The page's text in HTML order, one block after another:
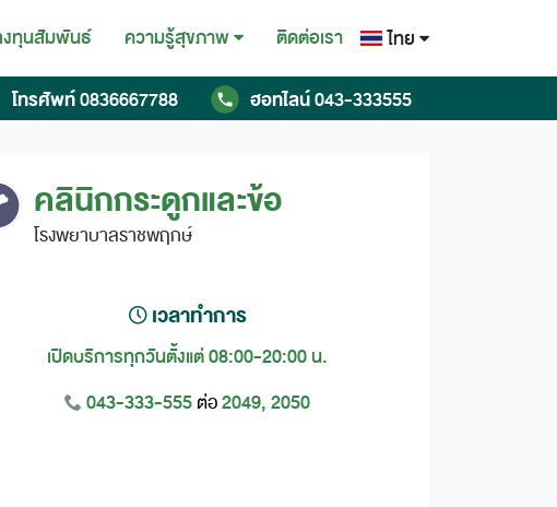
ทุนสัมพันธ์ ความรู้สุขภาพ ติดต่อเรา ไทย
English
โทรศัพท์0836667788 ฮอทไลน์043-333555
คลินิกกระดูกและข้อ
โรงพยาบาลราชพฤกษ์
เวลาทำการ
เปิดบริการทุกวันตั้งแต่ 08:00-20:00 น.
043-333-555ต่อ2049, 2050